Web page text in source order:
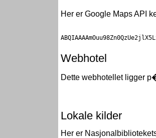
Her er Google Maps API
Webhotel
Dette webhotellet ligger
Lokale kilder
Her er